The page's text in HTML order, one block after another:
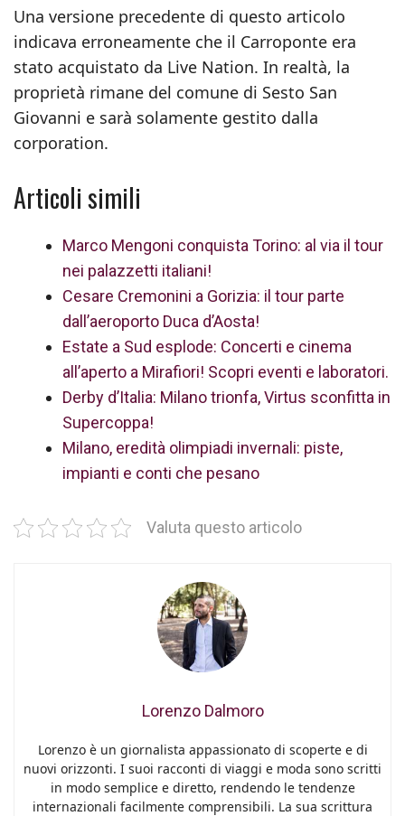
Una versione precedente di questo articolo
indicava erroneamente che il Carroponte era
stato acquistato da Live Nation. In realtà, la
proprietà rimane del comune di Sesto San
Giovanni e sarà solamente gestito dalla
corporation.
Articoli simili
Marco Mengoni conquista Torino: al via il tour
nei palazzetti italiani!
Cesare Cremonini a Gorizia: il tour parte
dall’aeroporto Duca d’Aosta!
Estate a Sud esplode: Concerti e cinema
all’aperto a Mirafiori! Scopri eventi e laboratori.
Derby d’Italia: Milano trionfa, Virtus sconfitta in
Supercoppa!
Milano, eredità olimpiadi invernali: piste,
impianti e conti che pesano
Valuta questo articolo
Lorenzo Dalmoro
Lorenzo è un giornalista appassionato di scoperte e di
nuovi orizzonti. I suoi racconti di viaggi e moda sono scritti
in modo semplice e diretto, rendendo le tendenze
internazionali facilmente comprensibili. La sua scrittura